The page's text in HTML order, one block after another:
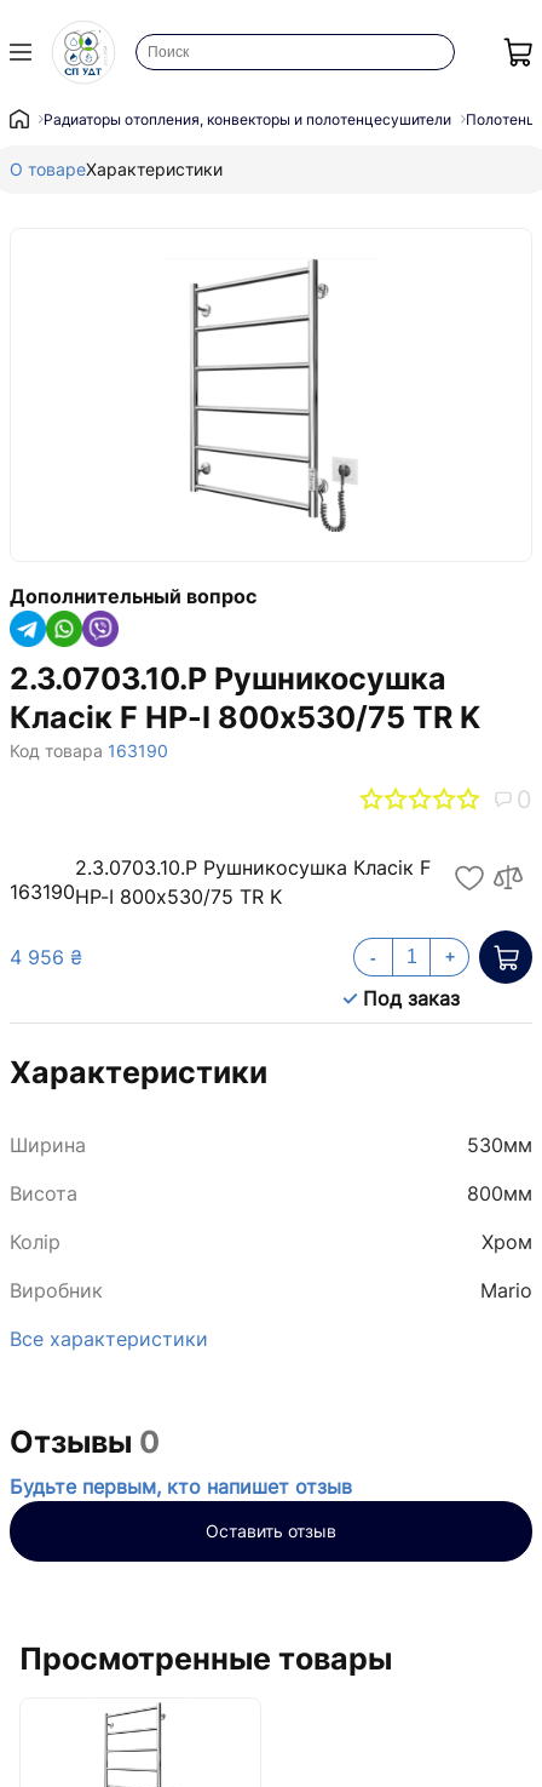
Радиаторы отопления, конвекторы и полотенцесушители
О товареХарактеристики
Дополнительный вопрос
2.3.0703.10.Р Рушникосушка
Класік F НР-I 800х530/75 TR K
Код товара 163190
0
163190
2.3.0703.10.Р Рушникосушка Класік F
НР-I 800х530/75 TR K
4 956 ₴
Под заказ
- +
Характеристики
Ширина
530мм
Висота
800мм
Колір
Хром
Виробник
Mario
Все характеристики
Отзывы 0
Будьте первым, кто напишет отзыв
Оставить отзыв
Просмотренные товары